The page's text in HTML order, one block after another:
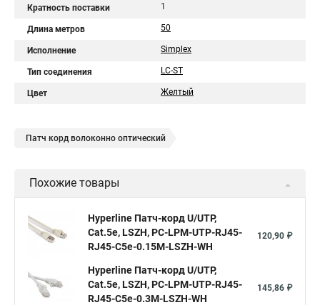
Кратность поставки 1
Длина метров 50
Исполнение Simplex
Тип соединения LC-ST
Цвет Желтый
Патч корд волоконно оптический
Похожие товары
Hyperline Патч-корд U/UTP,
Cat.5е, LSZH, PC-LPM-UTP-RJ45-
RJ45-C5e-0.15M-LSZH-WH
120,90 ₽
Hyperline Патч-корд U/UTP,
Cat.5е, LSZH, PC-LPM-UTP-RJ45-
RJ45-C5e-0.3M-LSZH-WH
145,86 ₽